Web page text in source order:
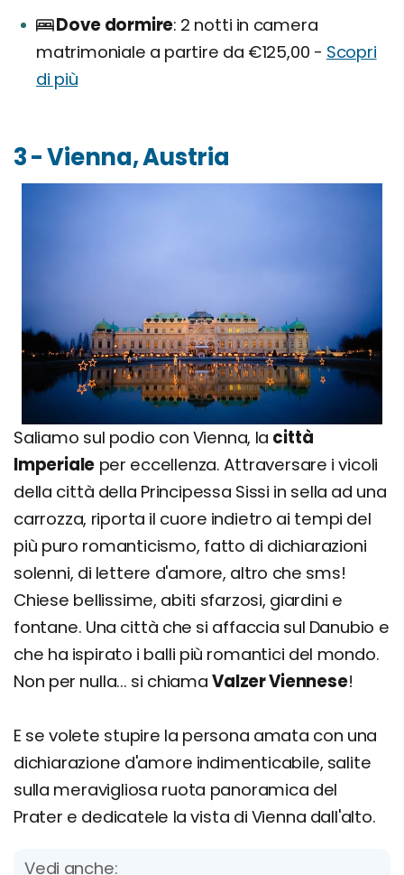
Dove dormire 2 notti in camera
matrimoniale a partire da €125,00 - Scopri
di più
3 - Vienna, Austria
Saliamo sul podio con Vienna, la città
Imperiale per eccellenza. Attraversare i vicoli
della città della Principessa Sissi in sella ad una
carrozza, riporta il cuore indietro ai tempi del
più puro romanticismo, fatto di dichiarazioni
solenni, di lettere d'amore, altro che sms!
Chiese bellissime, abiti sfarzosi, giardini e
fontane. Una città che si affaccia sul Danubio e
che ha ispirato i balli più romantici del mondo.
Non per nulla... si chiamaValzer Viennese!
E se volete stupire la persona amata con una
dichiarazione d'amore indimenticabile, salite
sulla meravigliosa ruota panoramica del
Prater e dedicatele la vista di Vienna dall'alto.
Vedi anche: